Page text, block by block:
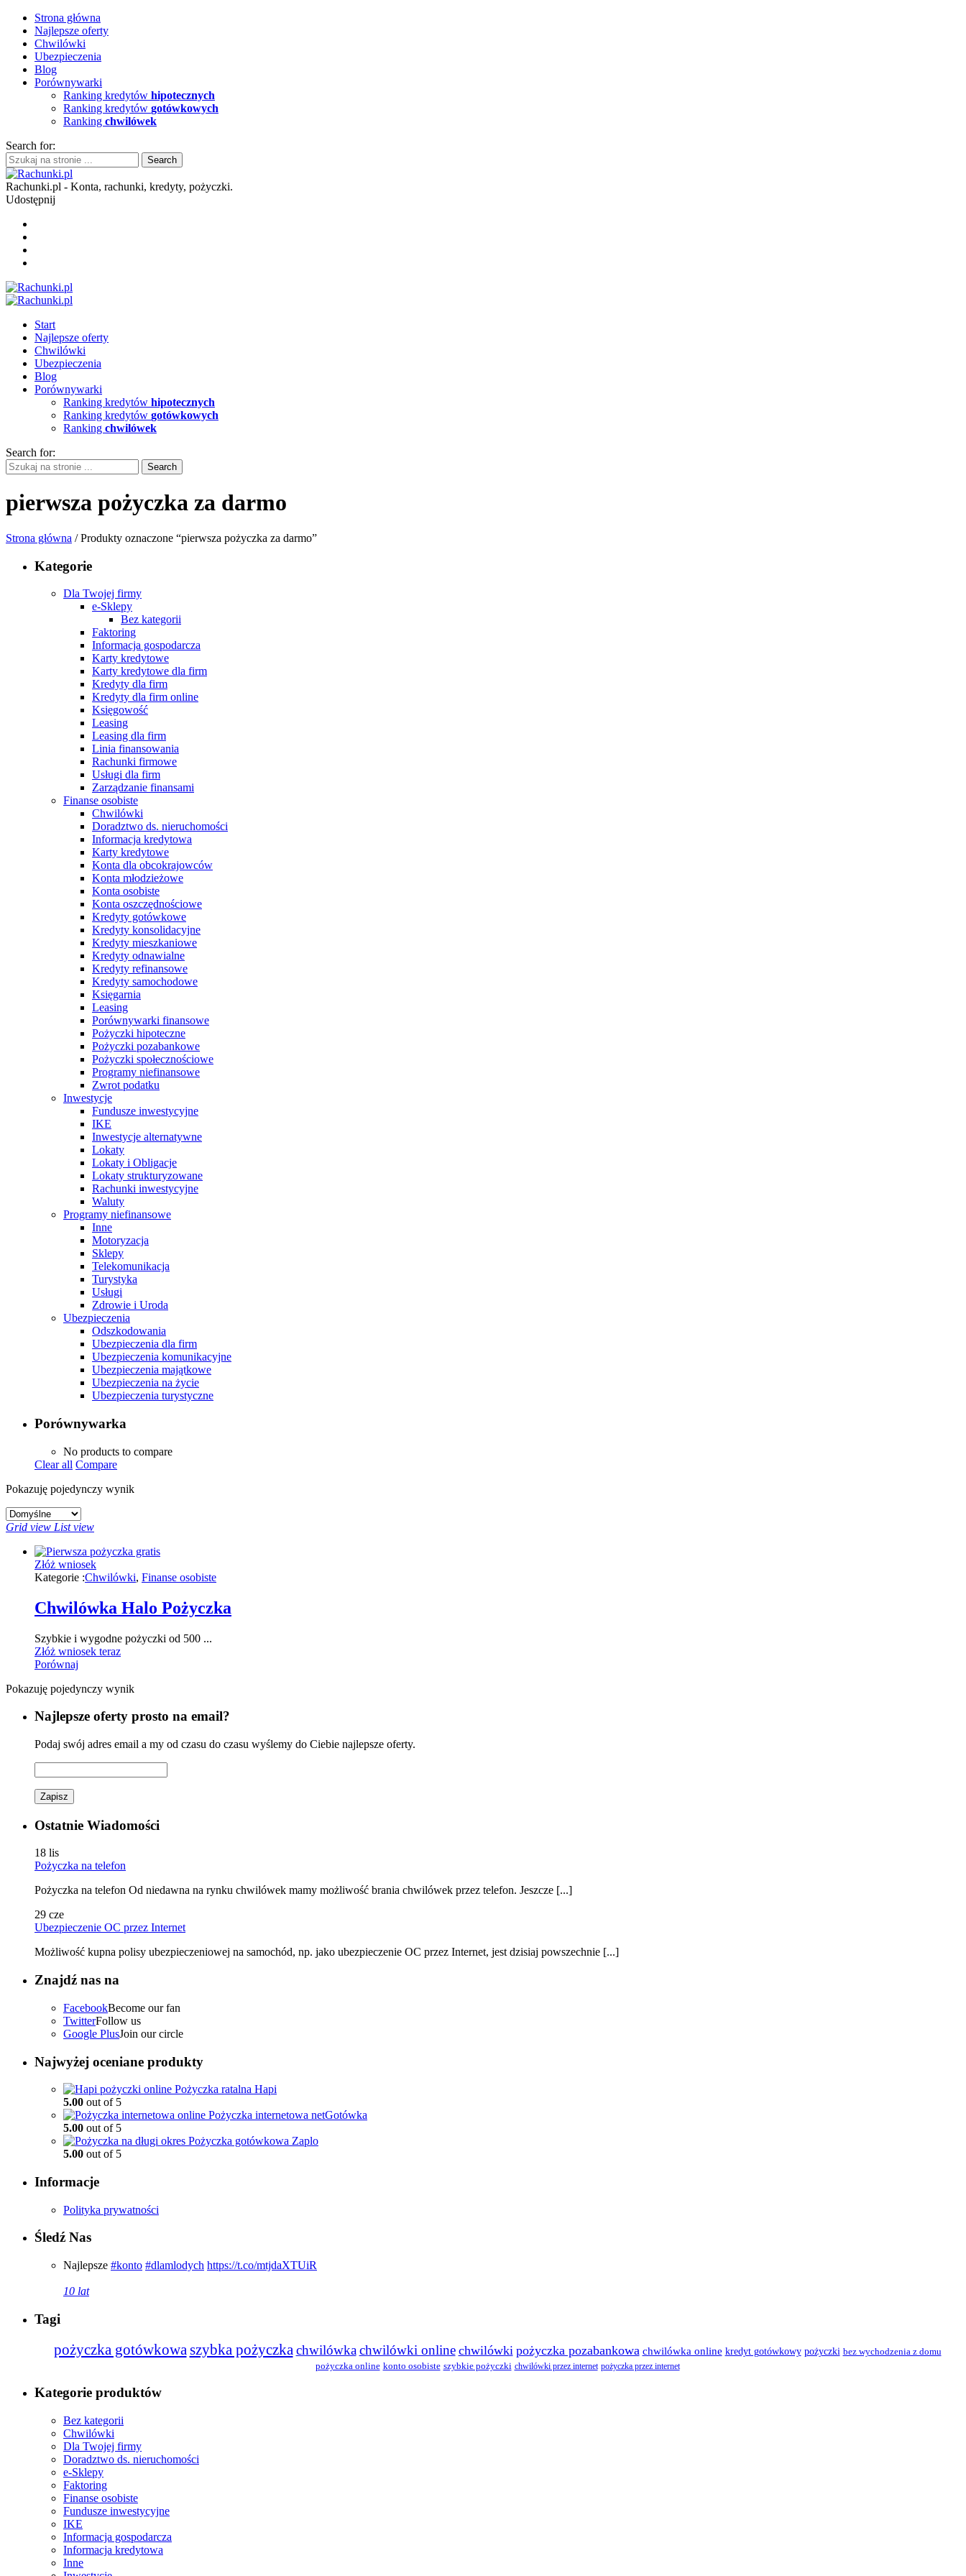
Strona główna
Najlepsze oferty
Chwilówki
Ubezpieczenia
Blog
Porównywarki
Ranking kredytów hipotecznych
Ranking kredytów gotówkowych
Ranking chwilówek
Search for:
Rachunki.pl - Konta, rachunki, kredyty, pożyczki.
Udostępnij
Start
Najlepsze oferty
Chwilówki
Ubezpieczenia
Blog
Porównywarki
Ranking kredytów hipotecznych
Ranking kredytów gotówkowych
Ranking chwilówek
Search for:
pierwsza pożyczka za darmo
Strona główna / Produkty oznaczone “pierwsza pożyczka za darmo”
Kategorie
Dla Twojej firmy
e-Sklepy
Bez kategorii
Faktoring
Informacja gospodarcza
Karty kredytowe
Karty kredytowe dla firm
Kredyty dla firm
Kredyty dla firm online
Księgowość
Leasing
Leasing dla firm
Linia finansowania
Rachunki firmowe
Usługi dla firm
Zarządzanie finansami
Finanse osobiste
Chwilówki
Doradztwo ds. nieruchomości
Informacja kredytowa
Karty kredytowe
Konta dla obcokrajowców
Konta młodzieżowe
Konta osobiste
Konta oszczędnościowe
Kredyty gotówkowe
Kredyty konsolidacyjne
Kredyty mieszkaniowe
Kredyty odnawialne
Kredyty refinansowe
Kredyty samochodowe
Księgarnia
Leasing
Porównywarki finansowe
Pożyczki hipoteczne
Pożyczki pozabankowe
Pożyczki społecznościowe
Programy niefinansowe
Zwrot podatku
Inwestycje
Fundusze inwestycyjne
IKE
Inwestycje alternatywne
Lokaty
Lokaty i Obligacje
Lokaty strukturyzowane
Rachunki inwestycyjne
Waluty
Programy niefinansowe
Inne
Motoryzacja
Sklepy
Telekomunikacja
Turystyka
Usługi
Zdrowie i Uroda
Ubezpieczenia
Odszkodowania
Ubezpieczenia dla firm
Ubezpieczenia komunikacyjne
Ubezpieczenia majątkowe
Ubezpieczenia na życie
Ubezpieczenia turystyczne
Porównywarka
No products to compare
Clear all Compare
Pokazuję pojedynczy wynik
Grid view List view
Złóż wniosek
Kategorie :Chwilówki, Finanse osobiste
Chwilówka Halo Pożyczka
Szybkie i wygodne pożyczki od 500 ...
Złóż wniosek teraz
Porównaj
Pokazuję pojedynczy wynik
Najlepsze oferty prosto na email?
Podaj swój adres email a my od czasu do czasu wyślemy do Ciebie najlepsze oferty.
Zapisz
Ostatnie Wiadomości
18 lis
Pożyczka na telefon
Pożyczka na telefon Od niedawna na rynku chwilówek mamy możliwość brania chwilówek przez telefon. Jeszcze [...]
29 cze
Ubezpieczenie OC przez Internet
Możliwość kupna polisy ubezpieczeniowej na samochód, np. jako ubezpieczenie OC przez Internet, jest dzisiaj powszechnie [...]
Znajdź nas na
FacebookBecome our fan
TwitterFollow us
Google PlusJoin our circle
Najwyżej oceniane produkty
Pożyczka ratalna Hapi
5.00 out of 5
Pożyczka internetowa netGotówka
5.00 out of 5
Pożyczka gotówkowa Zaplo
5.00 out of 5
Informacje
Polityka prywatności
Śledź Nas
Najlepsze #konto #dlamlodych https://t.co/mtjdaXTUiR
10 lat
Tagi
pożyczka gotówkowa szybka pożyczka chwilówka chwilówki online chwilówki pożyczka pozabankowa chwilówka online kredyt gotówkowy pożyczki bez wychodzenia z domu
pożyczka online konto osobiste szybkie pożyczki chwilówki przez internet pożyczka przez internet
Kategorie produktów
Bez kategorii
Chwilówki
Dla Twojej firmy
Doradztwo ds. nieruchomości
e-Sklepy
Faktoring
Finanse osobiste
Fundusze inwestycyjne
IKE
Informacja gospodarcza
Informacja kredytowa
Inne